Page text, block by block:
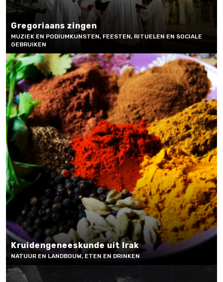
Gregoriaans zingen
MUZIEK EN PODIUMKUNSTEN, FEESTEN, RITUELEN EN SOCIALE
GEBRUIKEN
Kruidengeneeskunde uit Irak
NATUUR EN LANDBOUW, ETEN EN DRINKEN